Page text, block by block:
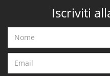
Iscriviti